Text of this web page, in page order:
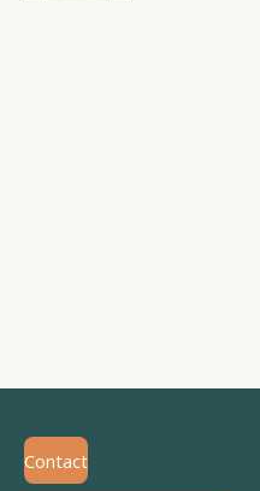
Contact